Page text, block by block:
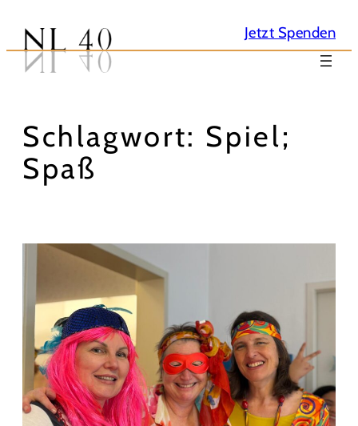
Verein
Jetzt Spenden
Schlagwort: Spiel;
Spaß